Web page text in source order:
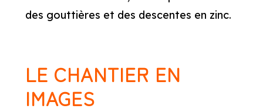
des gouttières et des descentes en zinc.
LE CHANTIER EN
IMAGES